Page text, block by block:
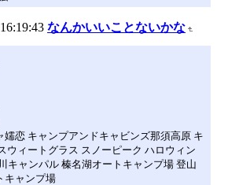
なんかいいことないかな
嬬恋 キャンプアンドキャビンズ那須高原 キ
ウィートグラス スノーピーク ハロウィン
キャンパル 榛名湖オートキャンプ場 登山
キャンプ場